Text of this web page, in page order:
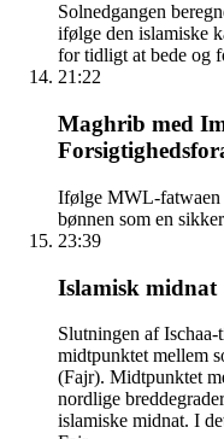
Solnedgangen
ifølge den islamiske
for tidligt at bede og
21:22
Maghrib med
Ifølge MWL-fatwaen
bønnen som en
23:39
Islamisk midnat
Slutningen af
midtpunktet mellem
(Fajr). Midtpunktet
nordlige
islamiske midnat. I